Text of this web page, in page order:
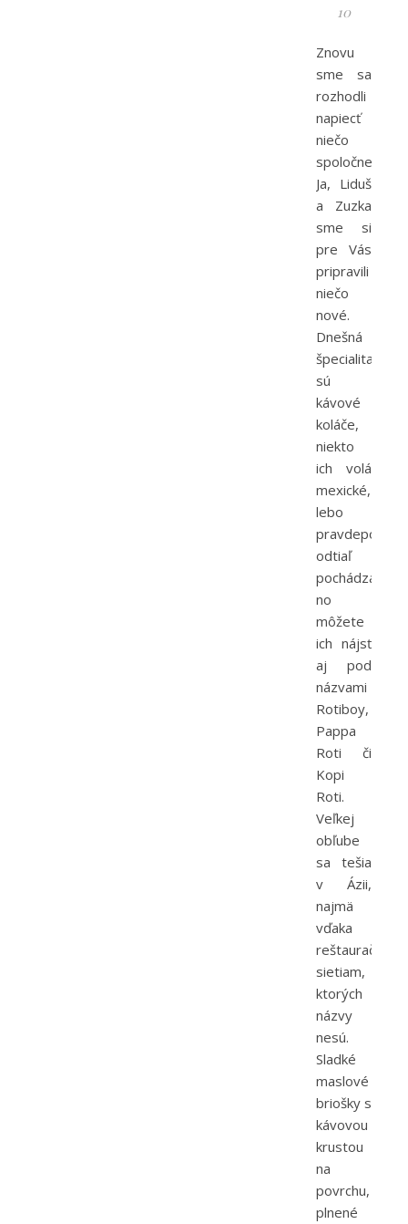
10
Znovu
sme sa
rozhodli
napiecť
niečo
spoločne.
Ja, Liduš
a Zuzka
sme si
pre Vás
pripravili
niečo
nové.
Dnešná
špecialita
sú
kávové
koláče,
niekto
ich volá
mexické,
lebo
odtiaľ
pochádzajú,
no
môžete
ich nájsť
aj pod
názvami
Rotiboy,
Pappa
Roti či
Kopi
Roti.
Veľkej
obľube
sa tešia
v Ázii,
najmä
vďaka
reštauračným
sietiam,
ktorých
názvy
nesú.
Sladké
maslové
briošky s
kávovou
krustou
na
povrchu,
plnené